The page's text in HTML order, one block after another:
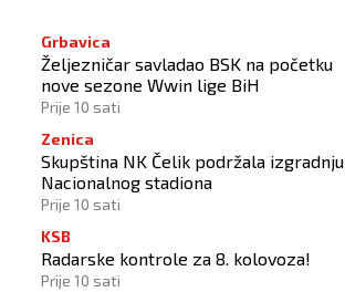
Grbavica
Željezničar savladao BSK na početku
nove sezone Wwin lige BiH
Prije 10 sati
Zenica
Skupština NK Čelik podržala izgradnju
Nacionalnog stadiona
Prije 10 sati
KSB
Radarske kontrole za 8. kolovoza!
Prije 10 sati